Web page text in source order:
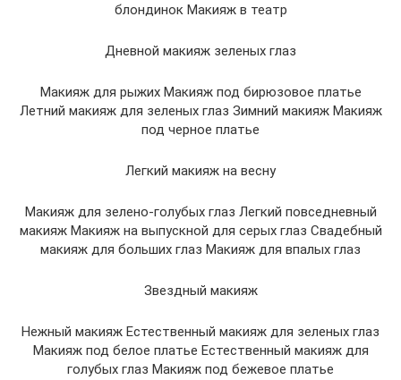
блондинок Макияж в театр
Дневной макияж зеленых глаз
Макияж для рыжих Макияж под бирюзовое платье
Летний макияж для зеленых глаз Зимний макияж Макияж
под черное платье
Легкий макияж на весну
Макияж для зелено-голубых глаз Легкий повседневный
макияж Макияж на выпускной для серых глаз Свадебный
макияж для больших глаз Макияж для впалых глаз
Звездный макияж
Нежный макияж Естественный макияж для зеленых глаз
Макияж под белое платье Естественный макияж для
голубых глаз Макияж под бежевое платье